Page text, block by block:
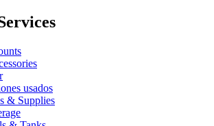
usados
& Supplies